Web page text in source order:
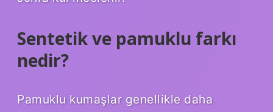
Sentetik ve pamuklu farkı
nedir?
Pamuklu kumaşlar genellikle daha